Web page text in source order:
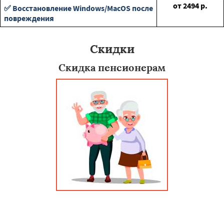
✅ Восстановление Windows/MacOS после
повреждения
от2494 р.
Скидки
Скидка пенсионерам